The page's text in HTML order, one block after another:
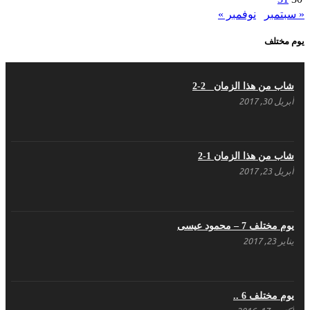
؟
هل شاركت طرطوس والسلمية وحلب في الثورة
السورية ؟
« سبتمبر
نوفمبر »
يوم مختلف
شاب من هذا الزمان 2-2
أبريل 30, 2017
شاب من هذا الزمان 1-2
أبريل 23, 2017
يوم مختلف 7 – محمود عيسى
يناير 23, 2017
يوم مختلف 6 ..